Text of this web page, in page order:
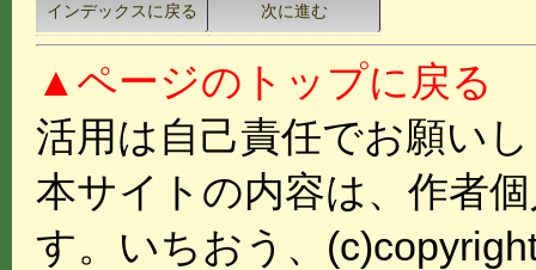
インデックスに戻る 次に進む
▲ページのトップに戻る
活用は自己責任でお願い
本サイトの内容は、作者
す。いちおう、